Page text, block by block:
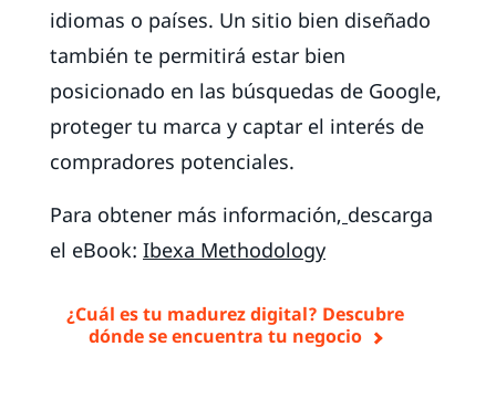
idiomas o países. Un sitio bien diseñado
también te permitirá estar bien
posicionado en las búsquedas de Google,
proteger tu marca y captar el interés de
compradores potenciales.
Para obtener más información, descarga
el eBook: Ibexa Methodology
¿Cuál es tu madurez digital? Descubre
dónde se encuentra tu negocio